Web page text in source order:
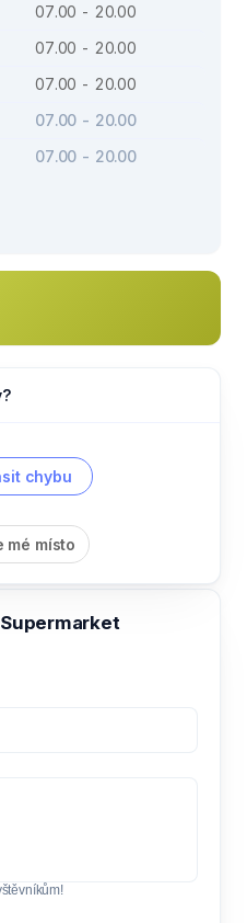
07.00 - 20.00
07.00 - 20.00
07.00 - 20.00
07.00 - 20.00
07.00 - 20.00
chybu
mé místo